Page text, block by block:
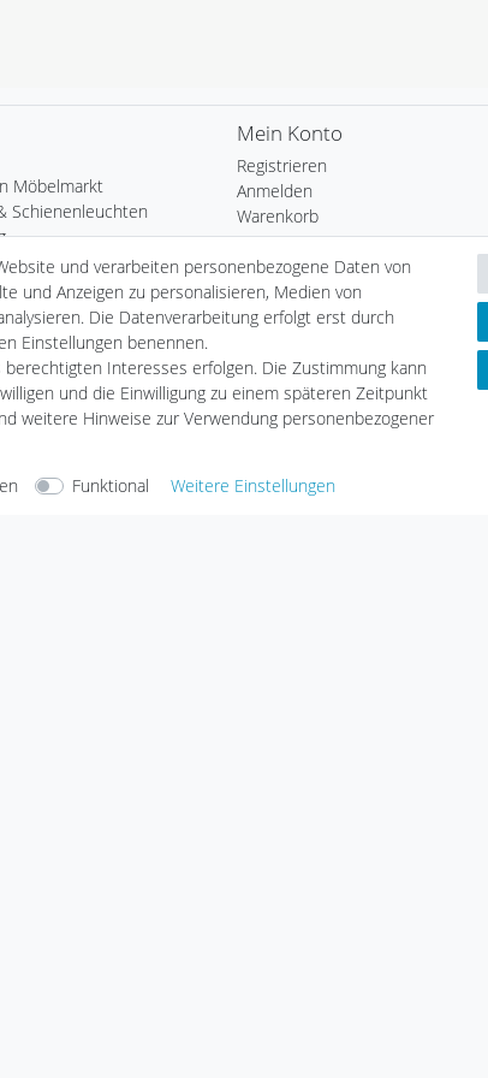
Möbelmarkt
Schienenleuchten
Mein Konto
Registrieren
Anmelden
Warenkorb
Kasse
Wunschliste
Informationen
Zahlungsarten
Versandarten & -kosten
Umwelt & Entsorgung
Versandarten
und verarbeiten personenbezogene Daten von
und Anzeigen zu personalisieren, Medien von
Die Datenverarbeitung erfolgt erst durch
Einstellungen benennen.
Interesses erfolgen. Die Zustimmung kann
und die Einwilligung zu einem späteren Zeitpunkt
weitere Hinweise zur Verwendung personenbezogener
Funktional Weitere Einstellungen